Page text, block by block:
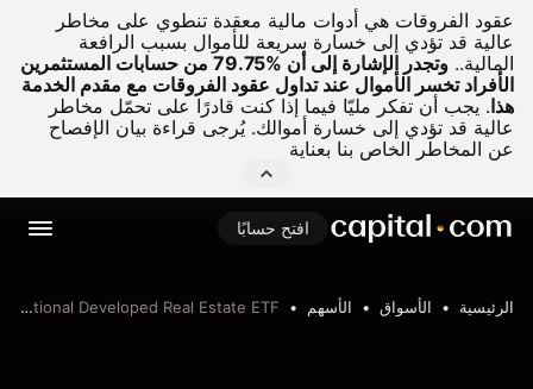
عقود الفروقات هي أدوات مالية معقدة تنطوي على مخاطر
عالية قد تؤدي إلى خسارة سريعة للأموال بسبب الرافعة
المالية..
وتجدر الإشارة إلى أن %79.75 من حسابات المستثمرين
الأفراد تخسر الأموال عند تداول عقود الفروقات مع مقدم الخدمة
هذا. يجب أن تفكر مليّا فيما إذا كنت قادرًا على تحمّل مخاطر
عالية قد تؤدي إلى خسارة أموالك. يُرجى قراءة بيان الإفصاح
عن المخاطر الخاص بنا بعناية
افتح حسابًا
الرئيسية الأسواق الأسهم iShares International Developed Real Estate ETF